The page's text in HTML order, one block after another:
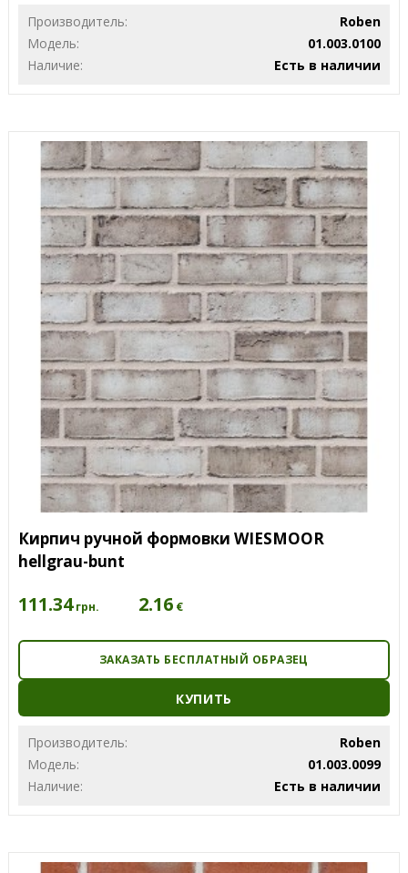
Производитель:
Roben
Модель:
01.003.0100
Наличие:
Есть в наличии
Кирпич ручной формовки WIESMOOR
hellgrau-bunt
111.34 грн. 2.16 €
ЗАКАЗАТЬ БЕСПЛАТНЫЙ ОБРАЗЕЦ
КУПИТЬ
Производитель:
Roben
Модель:
01.003.0099
Наличие:
Есть в наличии